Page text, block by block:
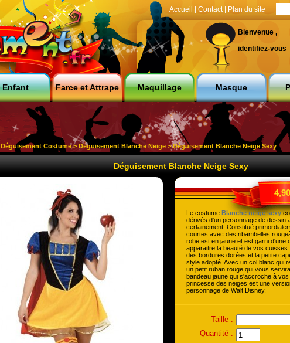
Accueil | Contact | Plan du site
Bienvenue ,
identifiez-vous
Enfant Farce et Attrape Maquillage Masque
Déguisement Costume>Deguisement Blanche Neige > Déguisement Blanche Neige Sexy
Déguisement Blanche Neige Sexy
Le costume Blanche neige sexy
dérivés d'un personnage de dessin
certainement. Constitué
courtes avec des ribambelles
robe est en jaune et est garni d'une
apparaitre la beauté de vos
des bordures dorées et la petite
style adopté. Avec un col blanc qui
un petit ruban rouge qui vous
bandeau jaune qui s'accroche à
princesse des neiges est une
personnage de Walt Disney.
Taille :
Quantité :